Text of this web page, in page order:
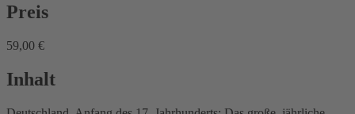
Preis
59,00 €
Inhalt